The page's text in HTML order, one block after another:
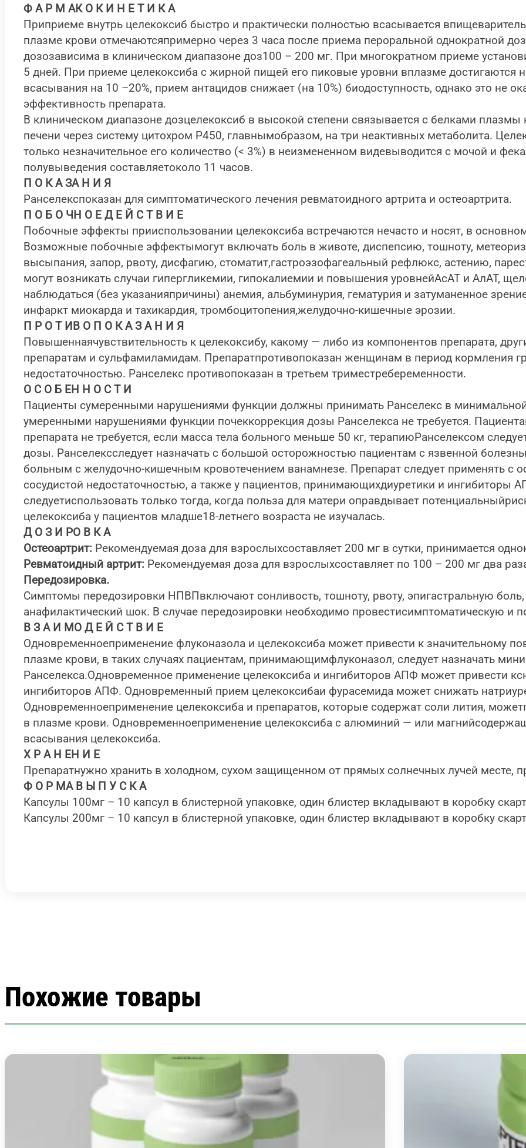
Ф А Р М АК О К И Н Е Т И К А
Приприеме внутрь целекоксиб быстро и практически полностью всасывается
плазме крови отмечаютсяпримерно через 3 часа после приема пероральной однократной
дозозависима в клиническом диапазоне доз100 – 200 мг. При многократном приеме
5 дней. При приеме целекоксиба с жирной пищей его пиковые уровни вплазме достигаются
всасывания на 10 –20%, прием антацидов снижает (на 10%) биодоступность, однако это не
эффективность препарата.
В клиническом диапазоне дозцелекоксиб в высокой степени связывается с белками
печени через систему цитохром Р450, главнымобразом, на три неактивных метаболита.
только незначительное его количество (< 3%) в неизмененном видевыводится с мочой и
полувыведения составляетоколо 11 часов.
П О К А ЗА Н И Я
Ранселекспоказан для симптоматического лечения ревматоидного артрита и остеоартрита.
П О Б О ЧН О Е Д Е Й С Т В И Е
Побочные эффекты прииспользовании целекоксиба встречаются нечасто и носят, в
Возможные побочные эффектымогут включать боль в животе, диспепсию, тошноту,
высыпания, запор, рвоту, дисфагию, стоматит,гастроэзофагеальный рефлюкс, астению,
могут возникать случаи гипергликемии, гипокалиемии и повышения уровнейАсАТ и АлАТ,
наблюдаться (без указанияпричины) анемия, альбуминурия, гематурия и затуманенное
инфаркт миокарда и тахикардия, тромбоцитопения,желудочно-кишечные эрозии.
П Р О Т ИВ О П О К А З А Н И Я
Повышеннаячувствительность к целекоксибу, какому — либо из компонентов препарата,
препаратам и сульфамиламидам. Препаратпротивопоказан женщинам в период кормления
недостаточностью. Ранселекс противопоказан в третьем триместребеременности.
О С О Б ЕН Н О С Т И
Пациенты сумеренными нарушениями функции должны принимать Ранселекс в
умеренными нарушениями функции почеккоррекция дозы Ранселекса не требуется.
препарата не требуется, если масса тела больного меньше 50 кг, терапиюРанселексом
дозы. Ранселексследует назначать с большой осторожностью пациентам с язвенной
больным с желудочно-кишечным кровотечением ванамнезе. Препарат следует применять с
сосудистой недостаточностью, а также у пациентов, принимающихдиуретики и ингибиторы
следуетиспользовать только тогда, когда польза для матери оправдывает
целекоксиба у пациентов младше18-летнего возраста не изучалась.
Д О З И РО В К А
Остеоартрит: Рекомендуемая доза для взрослыхсоставляет 200 мг в сутки, принимается
Ревматоидный артрит: Рекомендуемая доза для взрослыхсоставляет по 100 – 200 мг два
Передозировка.
Симптомы передозировки НПВПвключают сонливость, тошноту, рвоту, эпигастральную
анафилактический шок. В случае передозировки необходимо провестисимптоматическую
В З А И МО Д Е Й С Т В И Е
Одновременноеприменение флуконазола и целекоксиба может привести к значительному
плазме крови, в таких случаях пациентам, принимающимфлуконазол, следует назначать
Ранселекса.Одновременное применение целекоксиба и ингибиторов АПФ может привести
ингибиторов АПФ. Одновременный прием целекоксибаи фурасемида может снижать
Одновременноеприменение целекоксиба и препаратов, которые содержат соли лития,
в плазме крови. Одновременноеприменение целекоксиба с алюминий — или
всасывания целекоксиба.
Х Р А Н ЕН И Е
Препаратнужно хранить в холодном, сухом защищенном от прямых солнечных лучей месте,
Ф О Р МА В Ы П У С К А
Капсулы 100мг – 10 капсул в блистерной упаковке, один блистер вкладывают в коробку
Капсулы 200мг – 10 капсул в блистерной упаковке, один блистер вкладывают в коробку
Похожие товары